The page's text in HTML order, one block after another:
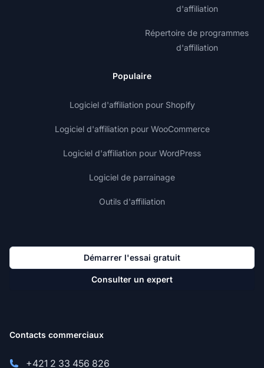
d'affiliation
Répertoire de programmes
d'affiliation
Populaire
Logiciel d'affiliation pour Shopify
Logiciel d'affiliation pour WooCommerce
Logiciel d'affiliation pour WordPress
Logiciel de parrainage
Outils d'affiliation
Démarrer l'essai gratuit
Consulter un expert
Contacts commerciaux
+421 2 33 456 826